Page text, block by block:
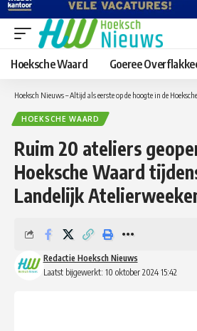
Hoeksche Waard Goeree
Hoeksch Nieuws – Altijd als eerste op de hoogte in de
HOEKSCHE WAARD
Ruim 20 ateliers
Hoeksche Waard
Landelijk
Laatst bijgewerkt: 10 oktober 2024 15:42
Redactie Hoeksch Nieuws